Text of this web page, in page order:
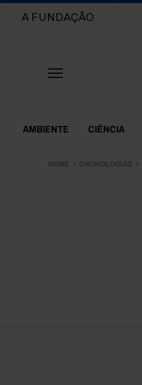
Main navigation
A FUNDAÇÃO
Themes Menu
AMBIENTE CIÊNCIA
HOME CRONOLOGIAS